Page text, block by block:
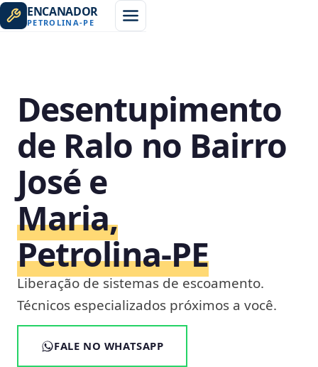
ENCANADOR
PETROLINA-PE
Desentupimento
de Ralo no Bairro
José e
Maria,
Petrolina‑PE
Liberação de sistemas de escoamento.
Técnicos especializados próximos a você.
FALE NO WHATSAPP